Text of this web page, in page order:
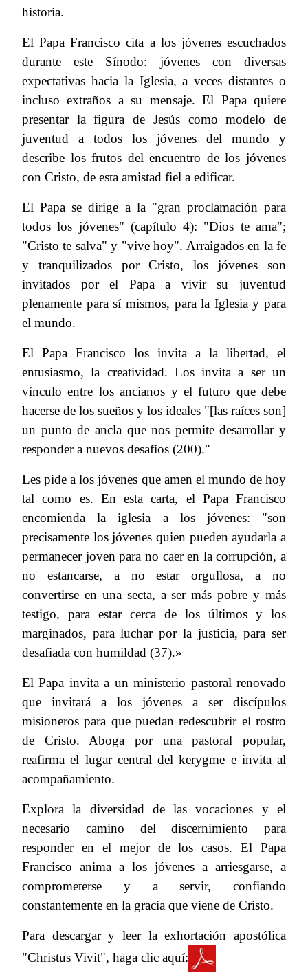
historia.
El Papa Francisco cita a los jóvenes escuchados
durante este Sínodo: jóvenes con diversas
expectativas hacia la Iglesia, a veces distantes o
incluso extraños a su mensaje. El Papa quiere
presentar la figura de Jesús como modelo de
juventud a todos los jóvenes del mundo y
describe los frutos del encuentro de los jóvenes
con Cristo, de esta amistad fiel a edificar.
El Papa se dirige a la "gran proclamación para
todos los jóvenes" (capítulo 4): "Dios te ama";
"Cristo te salva" y "vive hoy". Arraigados en la fe
y tranquilizados por Cristo, los jóvenes son
invitados por el Papa a vivir su juventud
plenamente para sí mismos, para la Iglesia y para
el mundo.
El Papa Francisco los invita a la libertad, el
entusiasmo, la creatividad. Los invita a ser un
vínculo entre los ancianos y el futuro que debe
hacerse de los sueños y los ideales "[las raíces son]
un punto de ancla que nos permite desarrollar y
responder a nuevos desafíos (200)."
Les pide a los jóvenes que amen el mundo de hoy
tal como es. En esta carta, el Papa Francisco
encomienda la iglesia a los jóvenes: "son
precisamente los jóvenes quien pueden ayudarla a
permanecer joven para no caer en la corrupción, a
no estancarse, a no estar orgullosa, a no
convertirse en una secta, a ser más pobre y más
testigo, para estar cerca de los últimos y los
marginados, para luchar por la justicia, para ser
desafiada con humildad (37).»
El Papa invita a un ministerio pastoral renovado
que invitará a los jóvenes a ser discípulos
misioneros para que puedan redescubrir el rostro
de Cristo. Aboga por una pastoral popular,
reafirma el lugar central del kerygme e invita al
acompañamiento.
Explora la diversidad de las vocaciones y el
necesario camino del discernimiento para
responder en el mejor de los casos. El Papa
Francisco anima a los jóvenes a arriesgarse, a
comprometerse y a servir, confiando
constantemente en la gracia que viene de Cristo.
Para descargar y leer la exhortación apostólica
"Christus Vivit", haga clic aquí: